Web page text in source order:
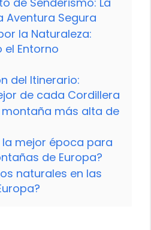
Aventura Segura
la Naturaleza:
el Entorno
del Itinerario:
de cada Cordillera
montaña más alta de
la mejor época para
de Europa?
naturales en las